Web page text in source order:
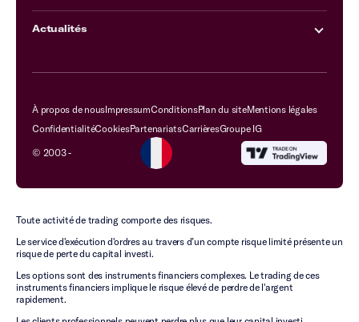
Actualités
À propos de nousImpressumConditionsPlan du siteMentions légales
ConfidentialitéCookiesPartenariatsCarrièresGroupe IG
© 2003 -
Toute activité de trading comporte des risques.
Le service d'exécution d'ordres au travers d’un compte risque limité présente un
risque de perte du capital investi.
Les options sont des instruments financiers complexes. Le trading de ces
instruments financiers implique le risque élevé de perdre de l'argent
rapidement.